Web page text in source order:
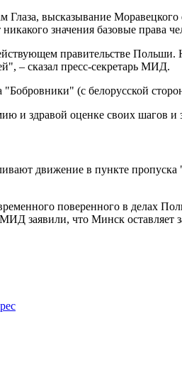
высказывание
значения базовые права
правительстве
– сказал пресс-секретарь МИД.
(с белорусской
и здравой оценке своих шагов и
движение в пункте
поверенного в делах
заявили, что Минск